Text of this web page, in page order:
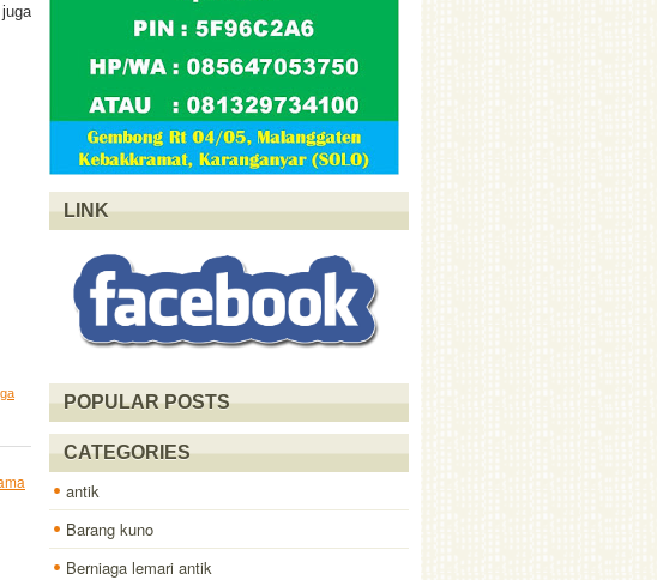
LINK
POPULAR POSTS
CATEGORIES
antik
Barang kuno
Berniaga lemari antik